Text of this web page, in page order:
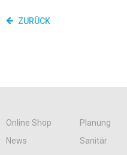
ZURÜCK
Online Shop
Planung
News
Sanitär